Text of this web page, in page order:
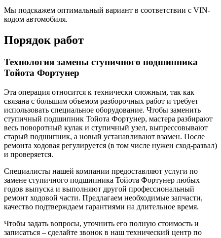
Мы подскажем оптимальный вариант в соответствии с VIN-
кодом автомобиля.
Порядок работ
Технология замены ступичного подшипника
Тойота Фортунер
Эта операция относится к технически сложным, так как
связана с большим объемом разборочных работ и требует
использовать специальное оборудование. Чтобы заменить
ступичный подшипник Тойота Фортунер, мастера разбирают
весь поворотный кулак и ступичный узел, выпрессовывают
старый подшипник, а новый устанавливают взамен. После
ремонта ходовая регулируется (в том числе нужен сход-развал)
и проверяется.
Специалисты нашей компании предоставляют услуги по
замене ступичного подшипника Тойота Фортунер любых
годов выпуска и выполняют другой профессиональный
ремонт ходовой части. Предлагаем необходимые запчасти,
качество подтверждаем гарантиями на длительное время.
Чтобы задать вопросы, уточнить его полную стоимость и
записаться – сделайте звонок в наш технический центр по